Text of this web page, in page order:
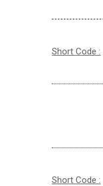
Short Code :
Short Code :